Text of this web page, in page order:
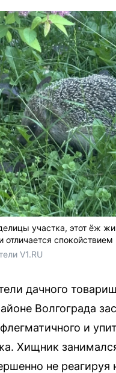
участка, этот ёж
отличается спокойствием
V1.RU
дачного
Волгограда
и
Хищник
не реагируя